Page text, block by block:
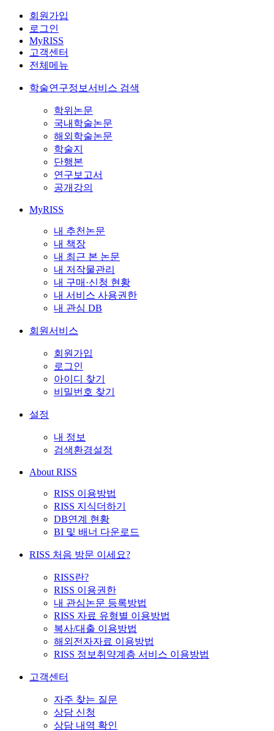
회원가입
로그인
MyRISS
고객센터
전체메뉴
학술연구정보서비스 검색
학위논문
국내학술논문
해외학술논문
학술지
단행본
연구보고서
공개강의
MyRISS
내 추천논문
내 책장
내 최근 본 논문
내 저작물관리
내 구매·신청 현황
내 서비스 사용권한
내 관심 DB
회원서비스
회원가입
로그인
아이디 찾기
비밀번호 찾기
설정
내 정보
검색환경설정
About RISS
RISS 이용방법
RISS 지식더하기
DB연계 현황
BI 및 배너 다운로드
RISS 처음 방문 이세요?
RISS란?
RISS 이용권한
내 관심논문 등록방법
RISS 자료 유형별 이용방법
복사/대출 이용방법
해외전자자료 이용방법
RISS 정보취약계층 서비스 이용방법
고객센터
자주 찾는 질문
상담 신청
상담 내역 확인